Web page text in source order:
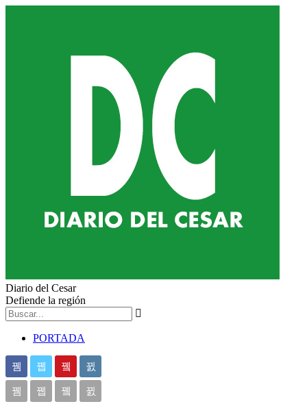
Diario del Cesar
Defiende la región
PORTADA